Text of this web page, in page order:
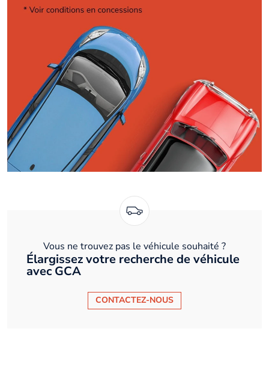
Vous ne trouvez pas le véhicule souhaité ?
Élargissez votre recherche de véhicule
avec GCA
CONTACTEZ-NOUS